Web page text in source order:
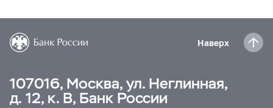
Наверх
107016, Москва, ул. Неглинная,
д. 12, к. В, Банк России